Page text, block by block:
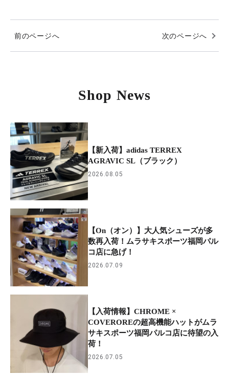
前のページへ 次のページへ
Shop News
【新入荷】adidas TERREX
AGRAVIC SL（ブラック）
2026.08.05
【On（オン）】大人気シューズが多
数再入荷！ムラサキスポーツ福岡パル
コ店に急げ！
2026.07.09
【入荷情報】CHROME ×
COVEROREの超高機能ハットがムラ
サキスポーツ福岡パルコ店に待望の入
荷！
2026.07.05